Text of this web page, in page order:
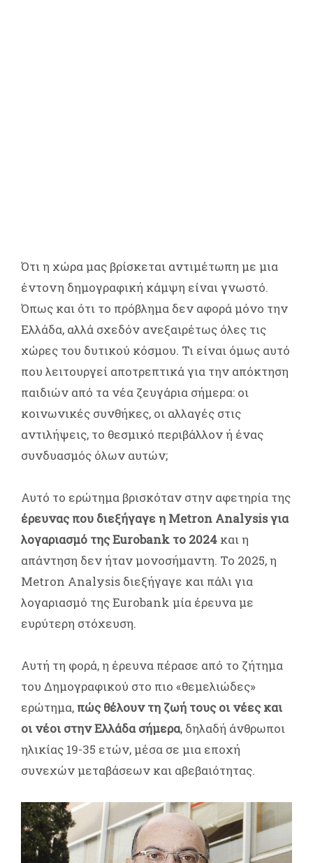
Ότι η χώρα μας βρίσκεται αντιμέτωπη με μια
έντονη δημογραφική κάμψη είναι γνωστό.
Όπως και ότι το πρόβλημα δεν αφορά μόνο την
Ελλάδα, αλλά σχεδόν ανεξαιρέτως όλες τις
χώρες του δυτικού κόσμου. Τι είναι όμως αυτό
που λειτουργεί αποτρεπτικά για την απόκτηση
παιδιών από τα νέα ζευγάρια σήμερα: οι
κοινωνικές συνθήκες, οι αλλαγές στις
αντιλήψεις, το θεσμικό περιβάλλον ή ένας
συνδυασμός όλων αυτών;
Αυτό το ερώτημα βρισκόταν στην αφετηρία της
έρευνας που διεξήγαγε η Metron Analysis για
λογαριασμό της Eurobank το 2024 και η
απάντηση δεν ήταν μονοσήμαντη. Το 2025, η
Metron Analysis διεξήγαγε και πάλι για
λογαριασμό της Eurobank μία έρευνα με
ευρύτερη στόχευση.
Αυτή τη φορά, η έρευνα πέρασε από το ζήτημα
του Δημογραφικού στο πιο «θεμελιώδες»
ερώτημα, πώς θέλουν τη ζωή τους οι νέες και
οι νέοι στην Ελλάδα σήμερα, δηλαδή άνθρωποι
ηλικίας 19-35 ετών, μέσα σε μια εποχή
συνεχών μεταβάσεων και αβεβαιότητας.